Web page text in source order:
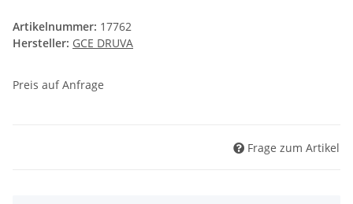
Artikelnummer: 17762
Hersteller: GCE DRUVA
Preis auf Anfrage
Frage zum Artikel